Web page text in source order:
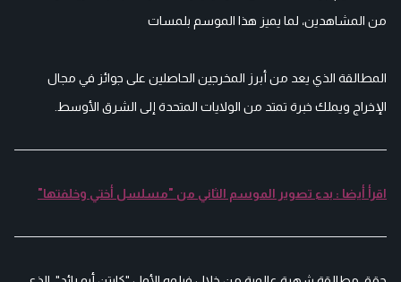
من المشاهدين، لما يميز هذا الموسم بلمسات
المطالقة الذي يعد من أبرز المخرجين الحاصلين على جوائز في مجال
الإخراج ويملك خبرة تمتد من الولايات المتحدة إلى الشرق الأوسط.
اقرأ أيضا : بدء تصوير الموسم الثاني من "مسلسل أختي وخلفتها"